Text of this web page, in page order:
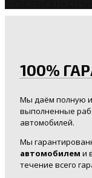
100%
Мы даём полную и
выполненные
автомобилей.
Мы
автомобилем и
течение всего